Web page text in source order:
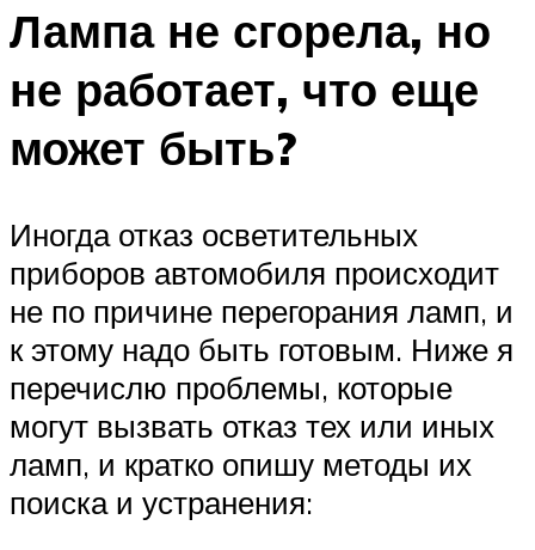
Лампа не сгорела, но
не работает, что еще
может быть?
Иногда отказ осветительных
приборов автомобиля происходит
не по причине перегорания ламп, и
к этому надо быть готовым. Ниже я
перечислю проблемы, которые
могут вызвать отказ тех или иных
ламп, и кратко опишу методы их
поиска и устранения: